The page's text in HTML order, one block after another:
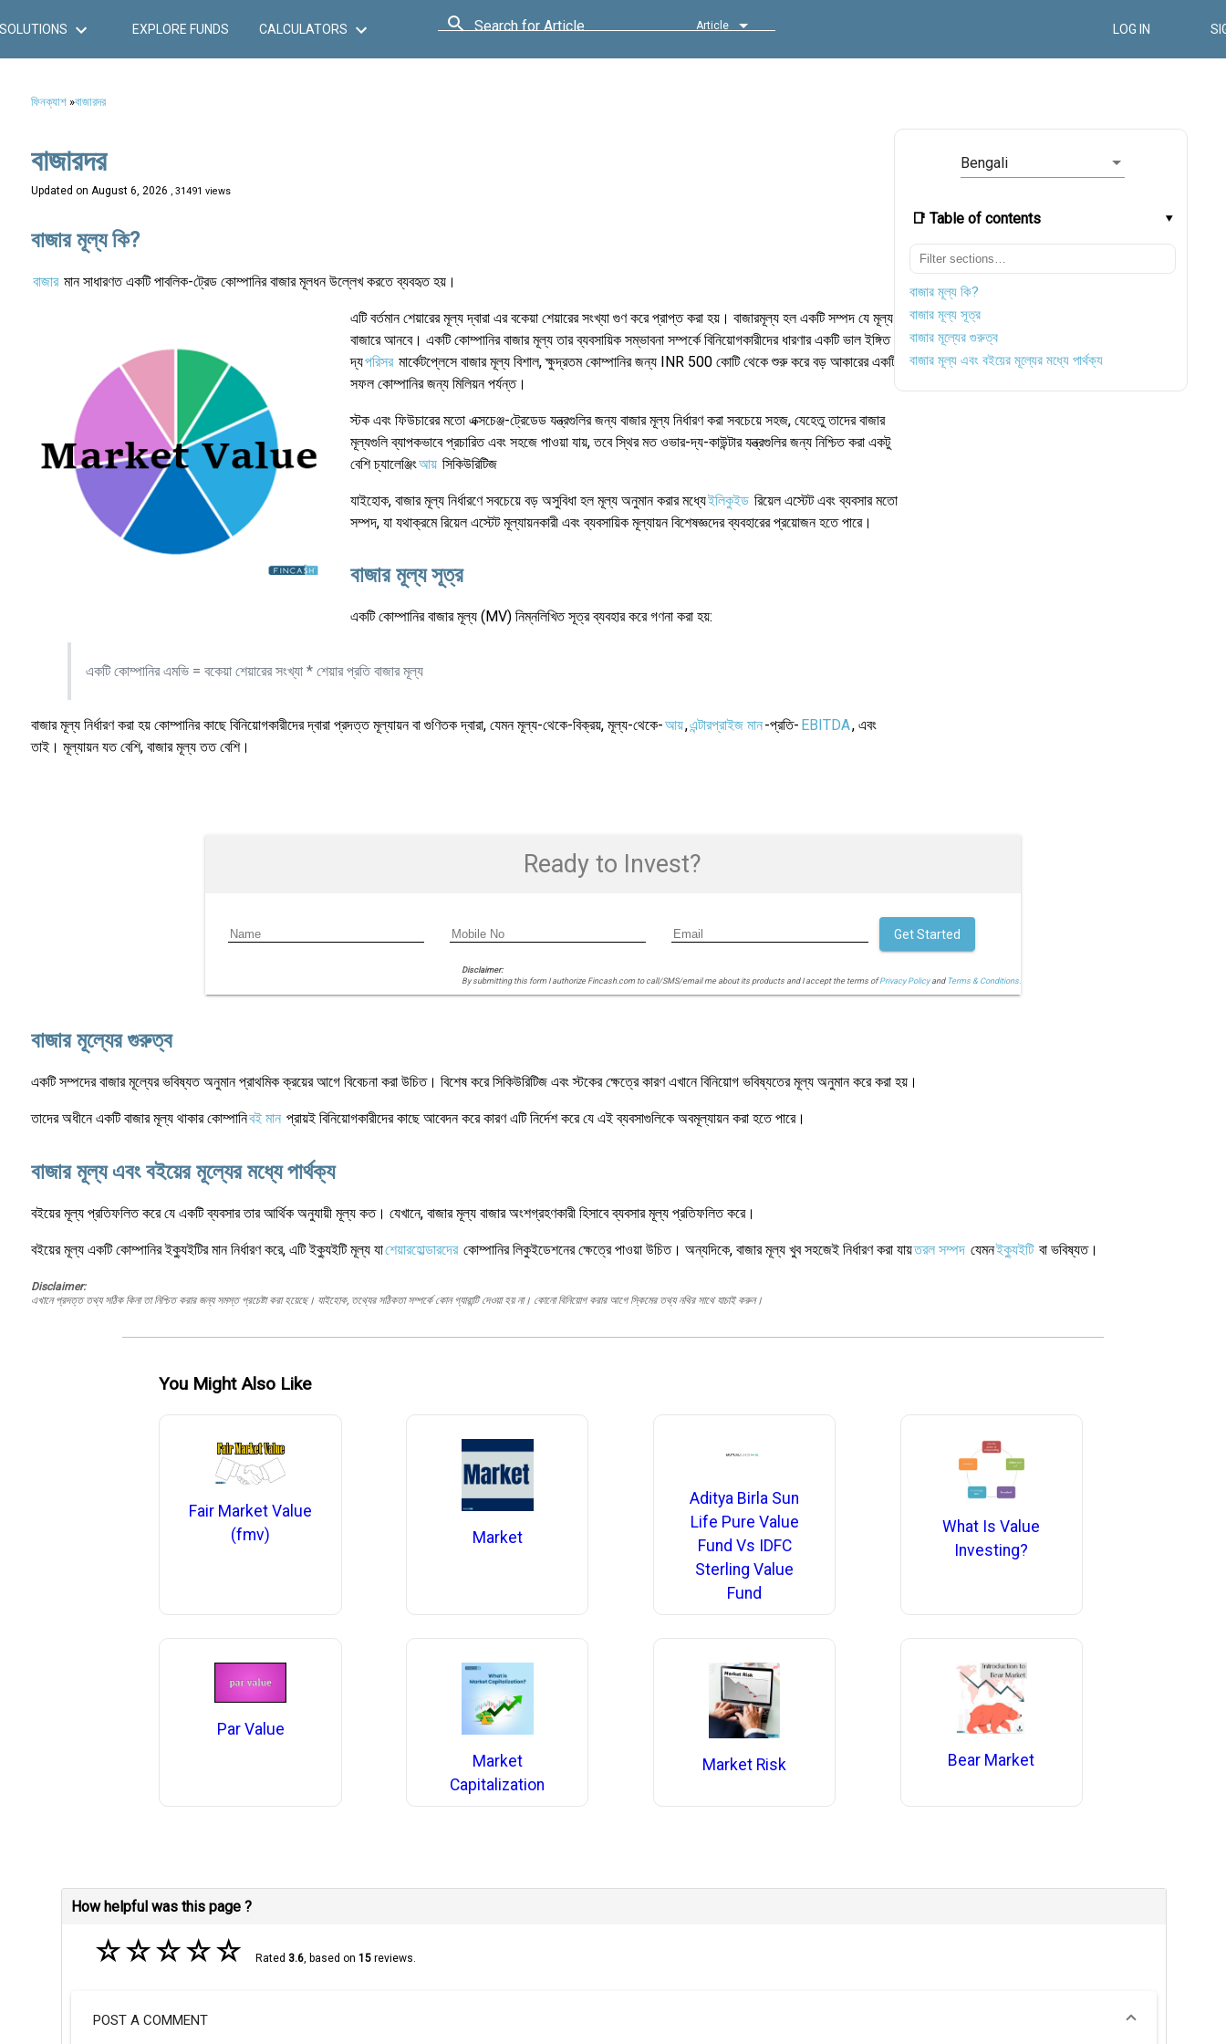
SOLUTIONS EXPLORE FUNDS CALCULATORS Search for Article Article LOG IN
ফিনক্যাশ»বাজারদর
Bengali
📑 Table of contents
বাজার মূল্য কি?
বাজার মূল্য সূত্র
বাজার মূল্যের গুরুত্ব
বাজার মূল্য এবং বইয়ের মূল্যের মধ্যে পার্থক্য
বাজারদর
Updated on August 6, 2026 , 31491 views
বাজার মূল্য কি?
বাজার মান সাধারণত একটি পাবলিক-ট্রেড কোম্পানির বাজার মূলধন উল্লেখ করতে ব্যবহৃত হয়।
এটি বর্তমান শেয়ারের মূল্য দ্বারা এর বকেয়া শেয়ারের সংখ্যা গুণ করে প্রাপ্ত করা হয়। বাজারমূল্য হল একটি সম্পদ যে মূল্য
বাজারে আনবে। একটি কোম্পানির বাজার মূল্য তার ব্যবসায়িক সম্ভাবনা সম্পর্কে বিনিয়োগকারীদের ধারণার একটি ভাল ইঙ্গিত।
দ্যপরিসর মার্কেটপ্লেসে বাজার মূল্য বিশাল, ক্ষুদ্রতম কোম্পানির জন্য INR 500 কোটি থেকে শুরু করে বড় আকারের একটি
সফল কোম্পানির জন্য মিলিয়ন পর্যন্ত।
স্টক এবং ফিউচারের মতো এক্সচেঞ্জ-ট্রেডেড যন্ত্রগুলির জন্য বাজার মূল্য নির্ধারণ করা সবচেয়ে সহজ, যেহেতু তাদের বাজার
মূল্যগুলি ব্যাপকভাবে প্রচারিত এবং সহজে পাওয়া যায়, তবে স্থির মত ওভার-দ্য-কাউন্টার যন্ত্রগুলির জন্য নিশ্চিত করা একটু
বেশি চ্যালেঞ্জিংআয় সিকিউরিটিজ
যাইহোক, বাজার মূল্য নির্ধারণে সবচেয়ে বড় অসুবিধা হল মূল্য অনুমান করার মধ্যেইলিকুইড রিয়েল এস্টেট এবং ব্যবসার মতো
সম্পদ, যা যথাক্রমে রিয়েল এস্টেট মূল্যায়নকারী এবং ব্যবসায়িক মূল্যায়ন বিশেষজ্ঞদের ব্যবহারের প্রয়োজন হতে পারে।
বাজার মূল্য সূত্র
একটি কোম্পানির বাজার মূল্য (MV) নিম্নলিখিত সূত্র ব্যবহার করে গণনা করা হয়:
একটি কোম্পানির এমভি = বকেয়া শেয়ারের সংখ্যা * শেয়ার প্রতি বাজার মূল্য
বাজার মূল্য নির্ধারণ করা হয় কোম্পানির কাছে বিনিয়োগকারীদের দ্বারা প্রদত্ত মূল্যায়ন বা গুণিতক দ্বারা, যেমন মূল্য-থেকে-বিক্রয়, মূল্য-থেকে-আয়,এন্টারপ্রাইজ মান-প্রতি- EBITDA, এবং
তাই। মূল্যায়ন যত বেশি, বাজার মূল্য তত বেশি।
Ready to Invest?
Disclaimer:
By submitting this form I authorize Fincash.com to call/SMS/email me about its products and I accept the terms ofPrivacy Policyand Terms & Conditions.
Get Started
বাজার মূল্যের গুরুত্ব
একটি সম্পদের বাজার মূল্যের ভবিষ্যত অনুমান প্রাথমিক ক্রয়ের আগে বিবেচনা করা উচিত। বিশেষ করে সিকিউরিটিজ এবং স্টকের ক্ষেত্রে কারণ এখানে বিনিয়োগ ভবিষ্যতের মূল্য অনুমান করে করা হয়।
তাদের অধীনে একটি বাজার মূল্য থাকার কোম্পানিবই মান প্রায়ই বিনিয়োগকারীদের কাছে আবেদন করে কারণ এটি নির্দেশ করে যে এই ব্যবসাগুলিকে অবমূল্যায়ন করা হতে পারে।
বাজার মূল্য এবং বইয়ের মূল্যের মধ্যে পার্থক্য
বইয়ের মূল্য প্রতিফলিত করে যে একটি ব্যবসার তার আর্থিক অনুযায়ী মূল্য কত। যেখানে, বাজার মূল্য বাজার অংশগ্রহণকারী হিসাবে ব্যবসার মূল্য প্রতিফলিত করে।
বইয়ের মূল্য একটি কোম্পানির ইক্যুইটির মান নির্ধারণ করে, এটি ইক্যুইটি মূল্য যাশেয়ারহোল্ডারদের কোম্পানির লিকুইডেশনের ক্ষেত্রে পাওয়া উচিত। অন্যদিকে, বাজার মূল্য খুব সহজেই নির্ধারণ করা যায়তরল সম্পদ যেমনইক্যুইটি বা ভবিষ্যত।
Disclaimer:
এখানে প্রদত্ত তথ্য সঠিক কিনা তা নিশ্চিত করার জন্য সমস্ত প্রচেষ্টা করা হয়েছে। যাইহোক, তথ্যের সঠিকতা সম্পর্কে কোন গ্যারান্টি দেওয়া হয় না। কোনো বিনিয়োগ করার আগে স্কিমের তথ্য নথির সাথে যাচাই করুন।
You Might Also Like
Fair Market Value
(fmv)
Market
Aditya Birla Sun
Life Pure Value
Fund Vs IDFC
Sterling Value
Fund
What Is Value
Investing?
Par Value
Market
Capitalization
Market Risk Bear Market
How helpful was this page ?
☆☆☆☆☆ Rated 3.6, based on 15reviews.
POST A COMMENT